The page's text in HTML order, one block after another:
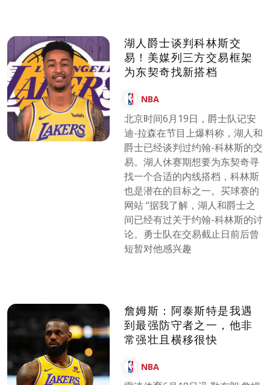
湖人爵士谈判科林斯交
易！美媒列三方交易框架
为东契奇找新搭档
NBA
北京时间6月19日，爵士队记安
迪-拉森在节目上爆料称，湖人和
爵士已经谈判过约翰-科林斯的交
易。湖人休赛期想要为东契奇寻
找一个合适的内线搭档，科林斯
也是潜在的目标之一。买球赛的
网站 “据我了解，湖人和爵士之
间已经有过关于约翰-科林斯的讨
论。勇士队在交易截止日前后曾
短暂对他感兴趣
詹姆斯：阿泰斯特是我遇
到最强防守者之一，他非
常强壮且横移很快
NBA